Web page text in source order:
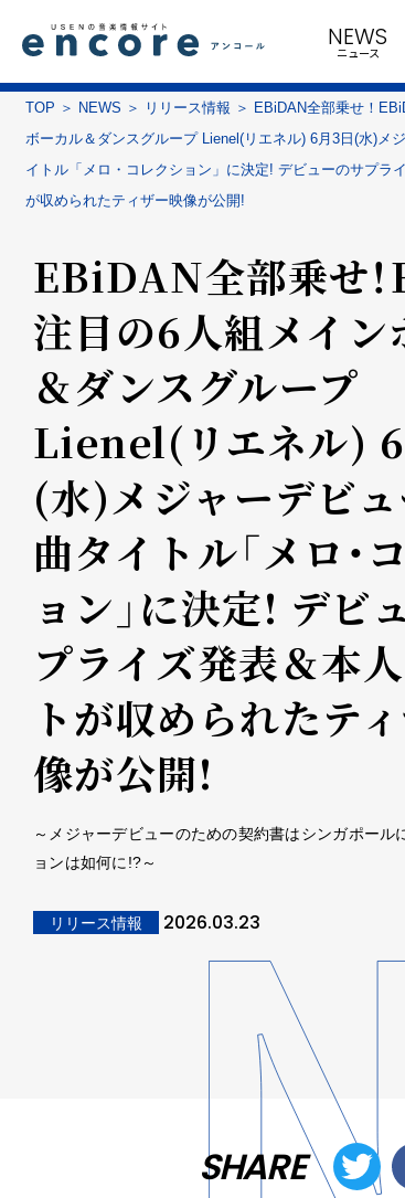
NEWS
ニュース
TOP NEWS リリース情報
EBiDAN全部乗せ！
ボーカル＆ダンスグループ Lienel(リエネル) 6月3日(水)メ
イトル「メロ・コレクション」に決定! デビューのサプラ
が収められたティザー映像が公開!
EBiDAN全部乗せ
注目の6人組メイン
＆ダンスグループ
Lienel(リエネル)
(水)メジャーデビ
曲タイトル「メロ・
ョン」に決定! デビ
プライズ発表＆本
トが収められたテ
像が公開!
～メジャーデビューのための契約書はシンガポール
ョンは如何に!?～
リリース情報 2026.03.23
SHARE